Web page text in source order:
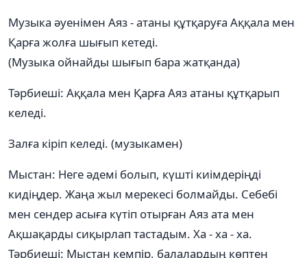
Музыка әуенімен Аяз - атаны құтқаруға Аққала мен
Қарға жолға шығып кетеді.
(Музыка ойнайды шығып бара жатқанда)
Тәрбиеші: Аққала мен Қарға Аяз атаны құтқарып
келеді.
Залға кіріп келеді. (музыкамен)
Мыстан: Неге әдемі болып, күшті киімдеріңді
кидіңдер. Жаңа жыл мерекесі болмайды. Себебі
мен сендер асыға күтіп отырған Аяз ата мен
Ақшақарды сиқырлап тастадым. Ха - ха - ха.
Тәрбиеші: Мыстан кемпір, балалардың көптен